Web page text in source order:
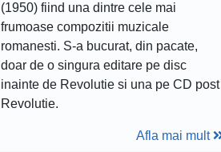
(1950) fiind una dintre cele mai
frumoase compozitii muzicale
romanesti. S-a bucurat, din pacate,
doar de o singura editare pe disc
inainte de Revolutie si una pe CD post
Revolutie.
Afla mai mult